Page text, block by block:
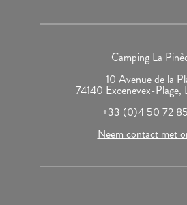
Camping La
10 Avenue de la
74140 Excenevex-Plage,
+33 (0)4 50 72
Neem contact met